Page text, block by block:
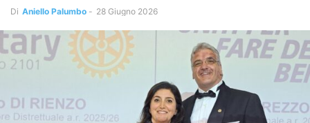
Di Aniello Palumbo - 28 Giugno 2026